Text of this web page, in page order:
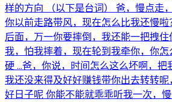
样的方向 （以下是台词） 爸，慢点走
你以前走路带风，现在怎么比我还慢
后面，万一你要摔倒，我还能一把拽
我，怕我摔着，现在轮到我牵你，你
硬 ...爸，你说，时间怎么这么坏啊，把
我还没来得及好好赚钱带你出去转转
好日子呢 你能不能就乖乖听我一次，